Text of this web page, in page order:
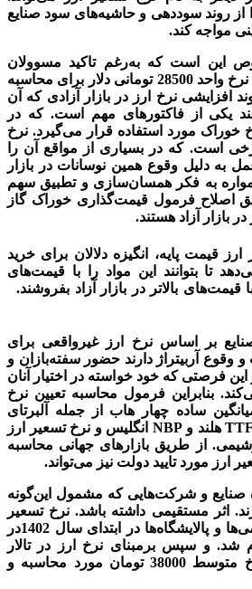
از روند سوددهی و حاشیه‌های سود صنایع
مواجه کند.
این است که به‌رغم تاکید مسوولان
اقتصادی کشور بر اعمال نرخ واحد 28500 تومانی دلار برای محاسبه
افزایشی نرخ ارز در بازار آزادی که آن
یکی از فاکتورهای مهم است. که در
خوراک مورد استفاده قرار می‌گیرد. نرخ
است. که در بسیاری از مواقع آن را
به دلیل وقوع همین نوسانات در بازار
همواره به فکر همسان‌سازی و تطبیق سهم
اصلاح فرمول قیمت‌گذاری خوراک گاز
بازار آزاد هستند.
قیمت پایه، انگیزه دلالان برای خرید
تا بتوانند این مواد را با قیمت‌های
قیمت‌های بالاتر در بازار آزاد بفروشند.
بر اساس نرخ ارز غیرواقعی برای
وقوع آربیتراژ دارند حضور سفته‌بازان و
این فرصتی که خود خواسته در اختیار آنان
بنابراین فرمول محاسبه تعیین نرخ
ساده چهار هاب از جمله آلبرتای
کانادا. هنری‌‌‌هاب آمریکا، TTF هلند و NBP انگلیس و نرخ تسعیر ارز
از طریق بازار‌‌‌های جهانی محاسبه
مورد تایید دولت نیز می‌تواند.
صنایع و شرکت‌هایی که مشمول این‌گونه
اثر مستقیمی داشته باشد. نرخ تسعیر
ارز برای خوراک پتروشیمی‌‌‌‌‌‌‌‌‌‌‌‌‌‌‌‌‌‌‌‌‌‌‌‌ها و پالایشگاه‌‌‌ها در ابتدای سال ‌‌‌1402در
اعلام شد. و سپس برمبنای نرخ ارز در تالار
مبادلات ارز و طلا با نرخ متوسط 38000 تومان مورد محاسبه و